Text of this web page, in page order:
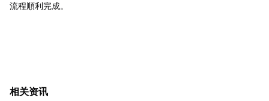
流程順利完成。
相关资讯